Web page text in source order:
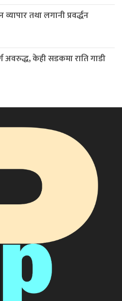
तथा लगानी प्रवर्द्धन
अवरुद्ध, केही सडकमा राति गाडी